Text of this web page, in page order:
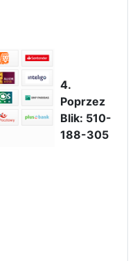
4.
Poprzez
Blik: 510-
188-305